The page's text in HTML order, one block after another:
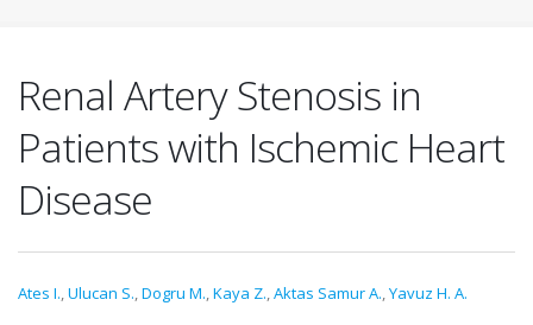
Renal Artery Stenosis in
Patients with Ischemic Heart
Disease
Ates I.,Ulucan S.,Dogru M.,Kaya Z.,Aktas Samur A.,Yavuz H. A.